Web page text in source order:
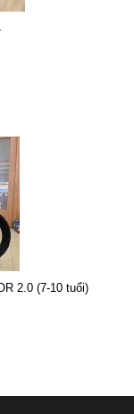
2.0 (7-10 tuổi)